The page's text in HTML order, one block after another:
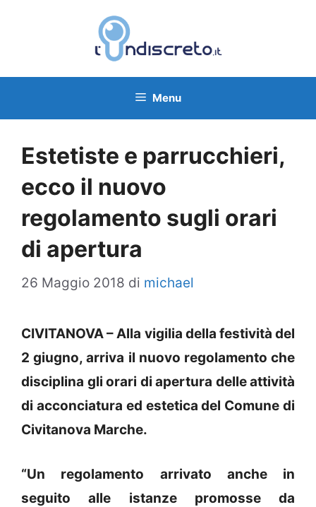
Menu
Estetiste e parrucchieri,
ecco il nuovo
regolamento sugli orari
di apertura
26 Maggio 2018 di michael
CIVITANOVA – Alla vigilia della festività del
2 giugno, arriva il nuovo regolamento che
disciplina gli orari di apertura delle attività
di acconciatura ed estetica del Comune di
Civitanova Marche.
“Un regolamento arrivato anche in
seguito alle istanze promosse da